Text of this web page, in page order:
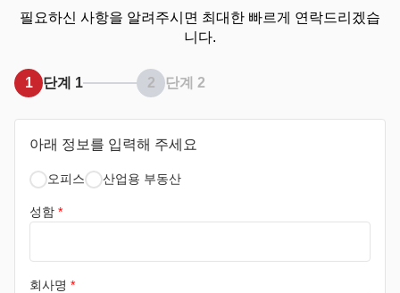
필요하신 사항을 알려주시면 최대한 빠르게 연락드리겠습
니다.
1 단계 1 2 단계 2
아래 정보를 입력해 주세요
오피스 산업용 부동산
성함 *
회사명 *